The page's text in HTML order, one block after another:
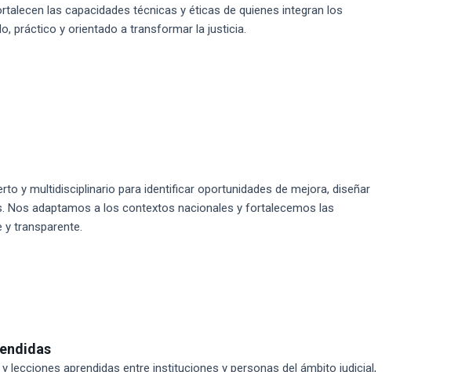
las capacidades técnicas y éticas de quienes integran los
práctico y orientado a transformar la justicia.
y multidisciplinario para identificar oportunidades de mejora, diseñar
adaptamos a los contextos nacionales y fortalecemos las
transparente.
lecciones aprendidas entre instituciones y personas del ámbito judicial,